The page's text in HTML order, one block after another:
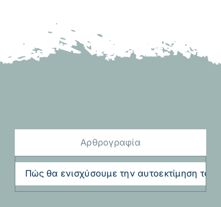
Αρθρογραφία
θα ενισχύσουμε την αυτοεκτίμηση του